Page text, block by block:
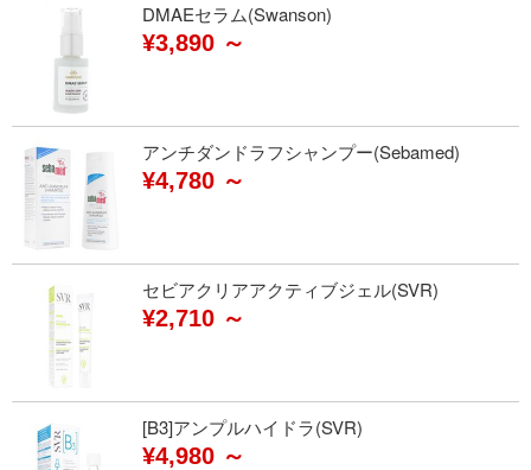
DMAEセラム(Swanson)
¥3,890 ～
アンチダンドラフシャンプー(Sebamed)
¥4,780 ～
セビアクリアアクティブジェル(SVR)
¥2,710 ～
[B3]アンプルハイドラ(SVR)
¥4,980 ～